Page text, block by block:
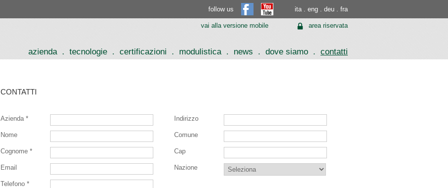
azienda. tecnologie . certificazioni . modulistica. news . dove siamo . contatti
follow us ita. eng . deu . fra
area riservata
vai alla versione mobile
CONTATTI
Azienda *
Nome
Cognome *
Email
Telefono *
Indirizzo
Comune
Cap
Nazione